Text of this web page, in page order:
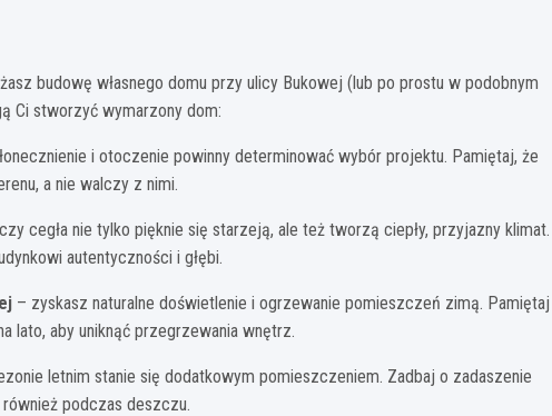
budowę własnego domu przy ulicy Bukowej (lub po prostu w podobnym
Ci stworzyć wymarzony dom:
i otoczenie powinny determinować wybór projektu. Pamiętaj, że
a nie walczy z nimi.
cegła nie tylko pięknie się starzeją, ale też tworzą ciepły, przyjazny klimat.
autentyczności i głębi.
– zyskasz naturalne doświetlenie i ogrzewanie pomieszczeń zimą. Pamiętaj
lato, aby uniknąć przegrzewania wnętrz.
letnim stanie się dodatkowym pomieszczeniem. Zadbaj o zadaszenie
podczas deszczu.